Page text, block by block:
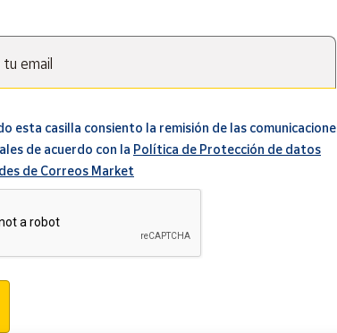
email
esta casilla consiento la remisión de las
de acuerdo con la Política de Protección de datos
de Correos Market